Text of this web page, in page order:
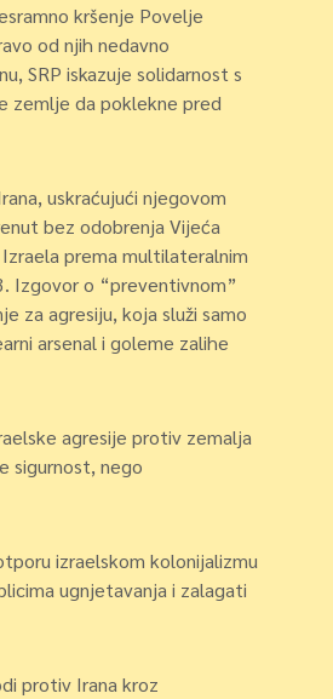
kršenje Povelje
od njih nedavno
SRP iskazuje solidarnost s
zemlje da poklekne pred
uskraćujući njegovom
bez odobrenja Vijeća
prema multilateralnim
Izgovor o “preventivnom”
za agresiju, koja služi samo
arsenal i goleme zalihe
agresije protiv zemalja
sigurnost, nego
izraelskom kolonijalizmu
ugnjetavanja i zalagati
protiv Irana kroz